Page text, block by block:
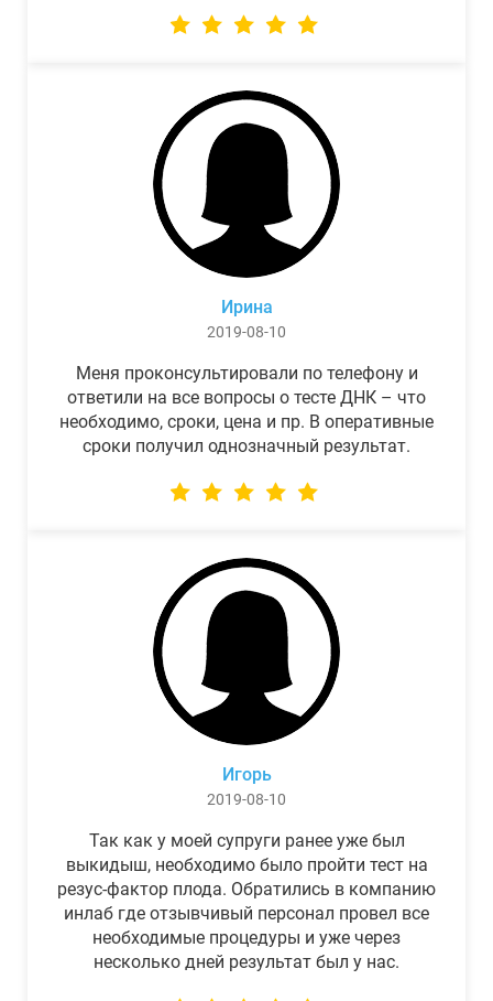
Ирина
2019-08-10
Меня проконсультировали по телефону и
ответили на все вопросы о тесте ДНК – что
необходимо, сроки, цена и пр. В оперативные
сроки получил однозначный результат.
Игорь
2019-08-10
Так как у моей супруги ранее уже был
выкидыш, необходимо было пройти тест на
резус-фактор плода. Обратились в компанию
инлаб где отзывчивый персонал провел все
необходимые процедуры и уже через
несколько дней результат был у нас.